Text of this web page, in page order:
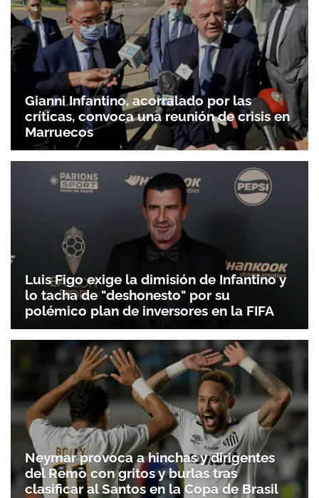
Gianni Infantino, acorralado por las
críticas, convoca una reunión de crisis en
Marruecos
Luis Figo exige la dimisión de Infantino y
lo tacha de "deshonesto" por su
polémico plan de inversores en la FIFA
Neymar provoca a hinchas y dirigentes
del Remo con gritos y burlas tras
clasificar al Santos en la Copa de Brasil